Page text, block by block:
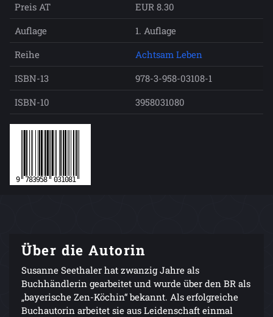
Preis AT
EUR 8.30
Auflage
1. Auflage
Reihe
Achtsam Leben
ISBN-13
978-3-958-03108-1
ISBN-10
3958031080
Über die Autorin
Susanne Seethaler hat zwanzig Jahre als
Buchhändlerin gearbeitet und wurde über den BR als
„bayerische Zen-Köchin“ bekannt. Als erfolgreiche
Buchautorin arbeitet sie aus Leidenschaft einmal